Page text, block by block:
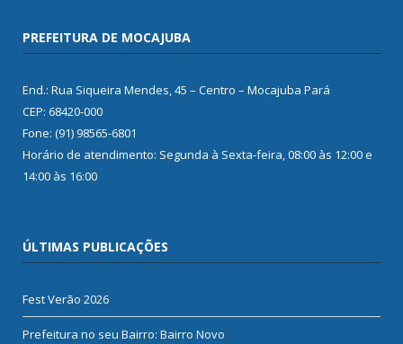
PREFEITURA DE MOCAJUBA
End.: Rua Siqueira Mendes, 45 – Centro – Mocajuba Pará
CEP: 68420-000
Fone: (91) 98565-6801
Horário de atendimento: Segunda à Sexta-feira, 08:00 às 12:00 e
14:00 às 16:00
ÚLTIMAS PUBLICAÇÕES
Fest Verão 2026
Prefeitura no seu Bairro: Bairro Novo